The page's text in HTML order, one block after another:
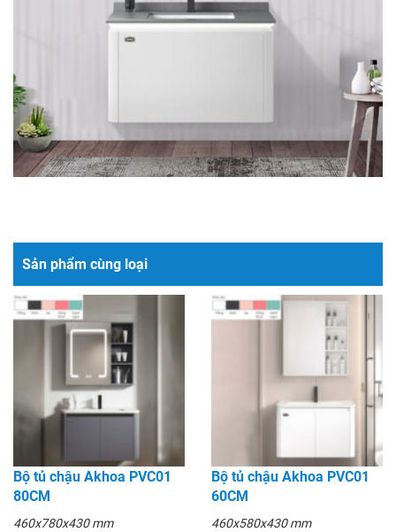
Sản phẩm cùng loại
Bộ tủ chậu Akhoa PVC01
80CM
460x780x430 mm
Bộ tủ chậu Akhoa PVC01
60CM
460x580x430 mm